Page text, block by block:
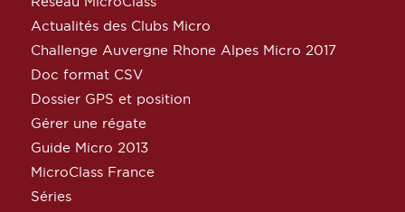
Actualités des Clubs Micro
Challenge Auvergne Rhone Alpes Micro 2017
Doc format CSV
Dossier GPS et position
Gérer une régate
Guide Micro 2013
MicroClass France
Séries